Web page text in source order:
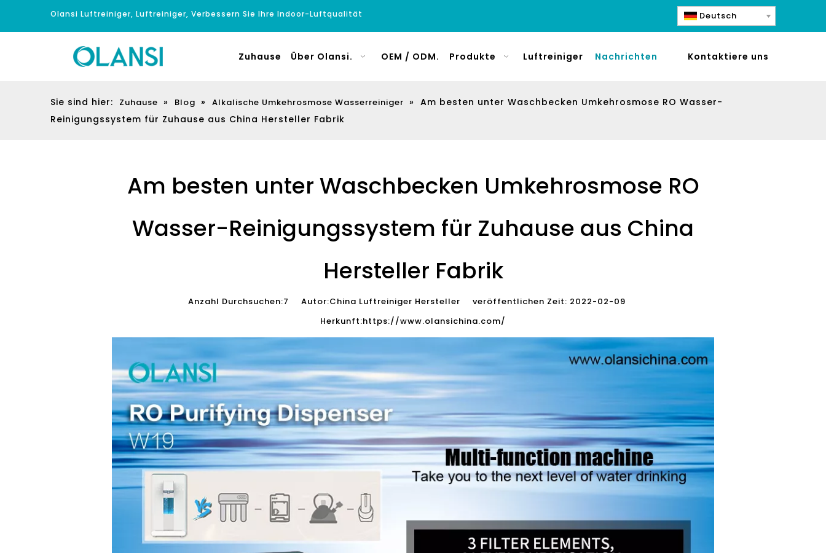
Olansi Luftreiniger, Luftreiniger, Verbessern Sie Ihre Indoor-Luftqualität Deutsch
Zuhause Über Olansi. OEM / ODM. Produkte Luftreiniger Nachrichten Kontaktiere uns
Sie sind hier: Zuhause » Blog » Alkalische Umkehrosmose Wasserreiniger » Am besten unter Waschbecken Umkehrosmose RO Wasser-
Reinigungssystem für Zuhause aus China Hersteller Fabrik
Am besten unter Waschbecken Umkehrosmose RO
Wasser-Reinigungssystem für Zuhause aus China
Hersteller Fabrik
Anzahl Durchsuchen:7
Autor:China Luftreiniger Hersteller veröffentlichen Zeit: 2022-02-09
Herkunft:https://www.olansichina.com/